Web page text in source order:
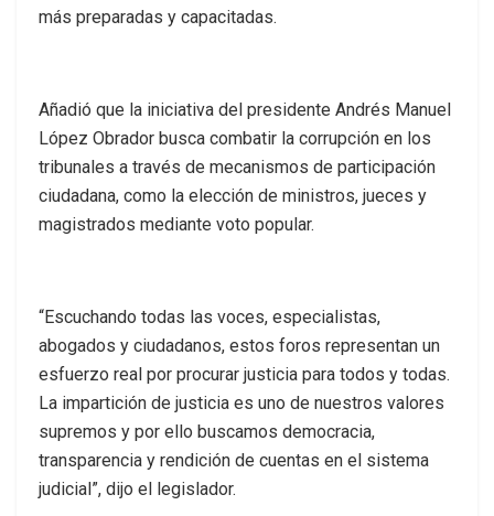
más preparadas y capacitadas.
Añadió que la iniciativa del presidente Andrés Manuel
López Obrador busca combatir la corrupción en los
tribunales a través de mecanismos de participación
ciudadana, como la elección de ministros, jueces y
magistrados mediante voto popular.
“Escuchando todas las voces, especialistas,
abogados y ciudadanos, estos foros representan un
esfuerzo real por procurar justicia para todos y todas.
La impartición de justicia es uno de nuestros valores
supremos y por ello buscamos democracia,
transparencia y rendición de cuentas en el sistema
judicial”, dijo el legislador.